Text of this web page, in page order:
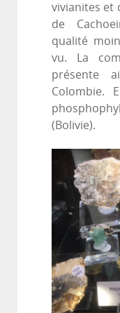
vivianites et
de
qualité
vu. La
présente
Colombie.
(Bolivie).